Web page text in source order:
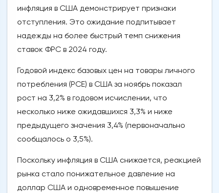
инфляция в США демонстрирует признаки
отступления. Это ожидание подпитывает
надежды на более быстрый темп снижения
ставок ФРС в 2024 году.
Годовой индекс базовых цен на товары личного
потребления (PCE) в США за ноябрь показал
рост на 3,2% в годовом исчислении, что
несколько ниже ожидавшихся 3,3% и ниже
предыдущего значения 3,4% (первоначально
сообщалось о 3,5%).
Поскольку инфляция в США снижается, реакцией
рынка стало понижательное давление на
доллар США и одновременное повышение